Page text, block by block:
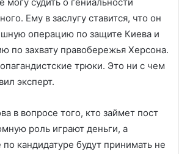
Ему в заслугу ставится, что он
операцию по защите Киева и
по захвату правобережья Херсона.
трюки. Это ни с чем
эксперт.
в вопросе того, кто займет пост
роль играют деньги, а
кандидатуре будут принимать не